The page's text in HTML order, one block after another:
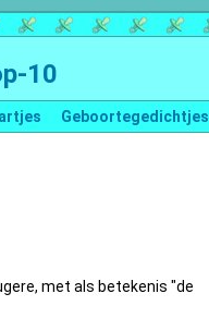
10
Geboortegedichtjes
met als betekenis "de